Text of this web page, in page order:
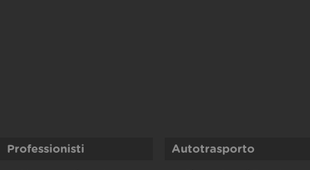
Professionisti Autotrasporto